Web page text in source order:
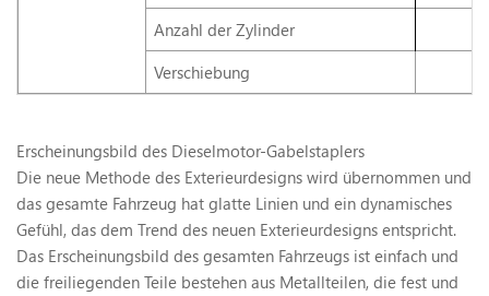
Anzahl der Zylinder
Verschiebung
Erscheinungsbild des Dieselmotor-Gabelstaplers
Die neue Methode des Exterieurdesigns wird übernommen und
das gesamte Fahrzeug hat glatte Linien und ein dynamisches
Gefühl, das dem Trend des neuen Exterieurdesigns entspricht.
Das Erscheinungsbild des gesamten Fahrzeugs ist einfach und
die freiliegenden Teile bestehen aus Metallteilen, die fest und